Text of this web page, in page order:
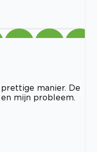
manier. De
mijn probleem.